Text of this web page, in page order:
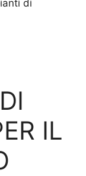
di
IL